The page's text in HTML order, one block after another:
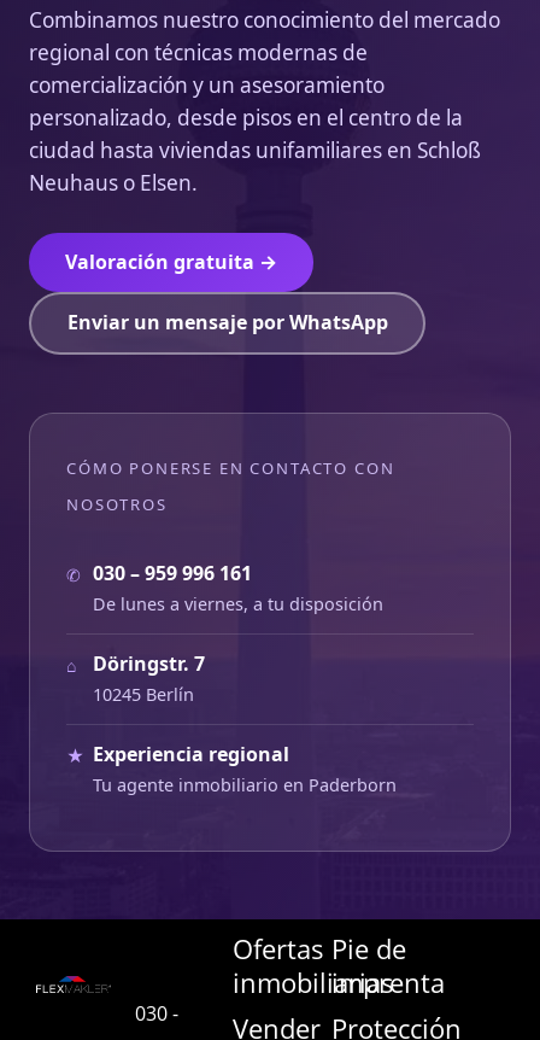
Combinamos nuestro conocimiento del mercado
regional con técnicas modernas de
comercialización y un asesoramiento
personalizado, desde pisos en el centro de la
ciudad hasta viviendas unifamiliares en Schloß
Neuhaus o Elsen.
Valoración gratuita →
Enviar un mensaje por WhatsApp
CÓMO PONERSE EN CONTACTO CON
NOSOTROS
✆ 030 – 959 996 161
De lunes a viernes, a tu disposición
⌂ Döringstr. 7
10245 Berlín
★ Experiencia regional
Tu agente inmobiliario en Paderborn
030 -
Ofertas
inmobiliarias
Vender
Pie de
imprenta
Protección